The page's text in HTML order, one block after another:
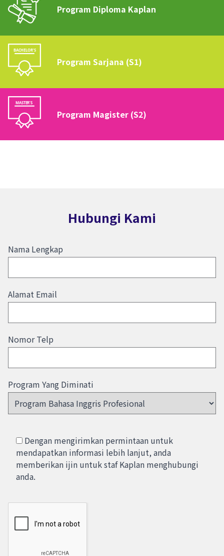
Program Diploma Kaplan
Program Sarjana (S1)
Program Magister (S2)
Hubungi Kami
Nama Lengkap
Alamat Email
Nomor Telp
Program Yang Diminati
Dengan mengirimkan permintaan untuk
mendapatkan informasi lebih lanjut, anda
memberikan ijin untuk staf Kaplan menghubungi
anda.